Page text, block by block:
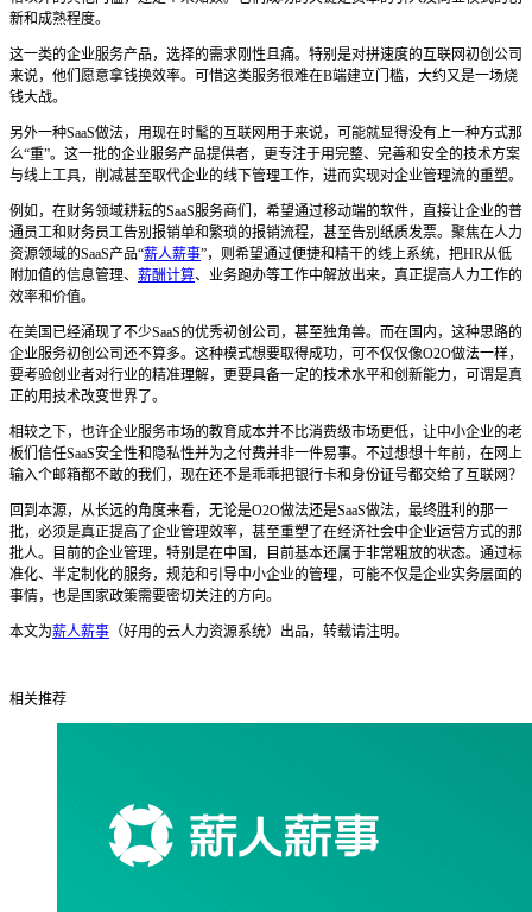
新和成熟程度。
这一类的企业服务产品，选择的需求刚性且痛。特别是对拼速度的互联网初创公司
来说，他们愿意拿钱换效率。可惜这类服务很难在B端建立门槛，大约又是一场烧
钱大战。
另外一种SaaS做法，用现在时髦的互联网用于来说，可能就显得没有上一种方式那
么“重”。这一批的企业服务产品提供者，更专注于用完整、完善和安全的技术方案
与线上工具，削减甚至取代企业的线下管理工作，进而实现对企业管理流的重塑。
例如，在财务领域耕耘的SaaS服务商们，希望通过移动端的软件，直接让企业的普
通员工和财务员工告别报销单和繁琐的报销流程，甚至告别纸质发票。聚焦在人力
资源领域的SaaS产品“薪人薪事”，则希望通过便捷和精干的线上系统，把HR从低
附加值的信息管理、 薪酬计算、业务跑办等工作中解放出来，真正提高人力工作的
效率和价值。
在美国已经涌现了不少SaaS的优秀初创公司，甚至独角兽。而在国内，这种思路的
企业服务初创公司还不算多。这种模式想要取得成功，可不仅仅像O2O做法一样，
要考验创业者对行业的精准理解，更要具备一定的技术水平和创新能力，可谓是真
正的用技术改变世界了。
相较之下，也许企业服务市场的教育成本并不比消费级市场更低，让中小企业的老
板们信任SaaS安全性和隐私性并为之付费并非一件易事。不过想想十年前，在网上
输入个邮箱都不敢的我们，现在还不是乖乖把银行卡和身份证号都交给了互联网？
回到本源，从长远的角度来看，无论是O2O做法还是SaaS做法，最终胜利的那一
批，必须是真正提高了企业管理效率，甚至重塑了在经济社会中企业运营方式的那
批人。目前的企业管理，特别是在中国，目前基本还属于非常粗放的状态。通过标
准化、半定制化的服务，规范和引导中小企业的管理，可能不仅是企业实务层面的
事情，也是国家政策需要密切关注的方向。
本文为薪人薪事 （好用的云人力资源系统）出品，转载请注明。
相关推荐